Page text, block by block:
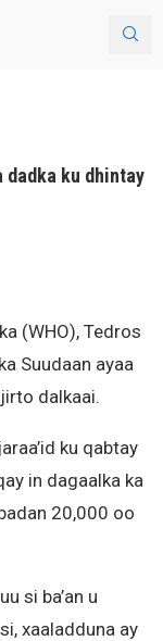
dadka ku dhintay
(WHO), Tedros
Suudaan ayaa
dalkaai.
ku qabtay
in dagaalka ka
20,000 oo
si ba’an u
xaaladduna ay